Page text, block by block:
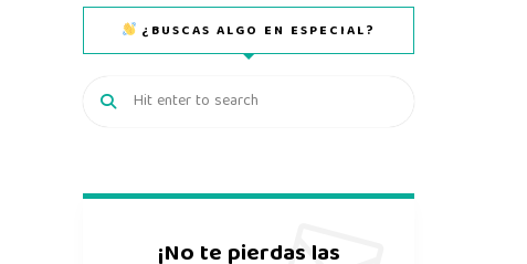
¿BUSCAS ALGO EN ESPECIAL?
¡No te pierdas las